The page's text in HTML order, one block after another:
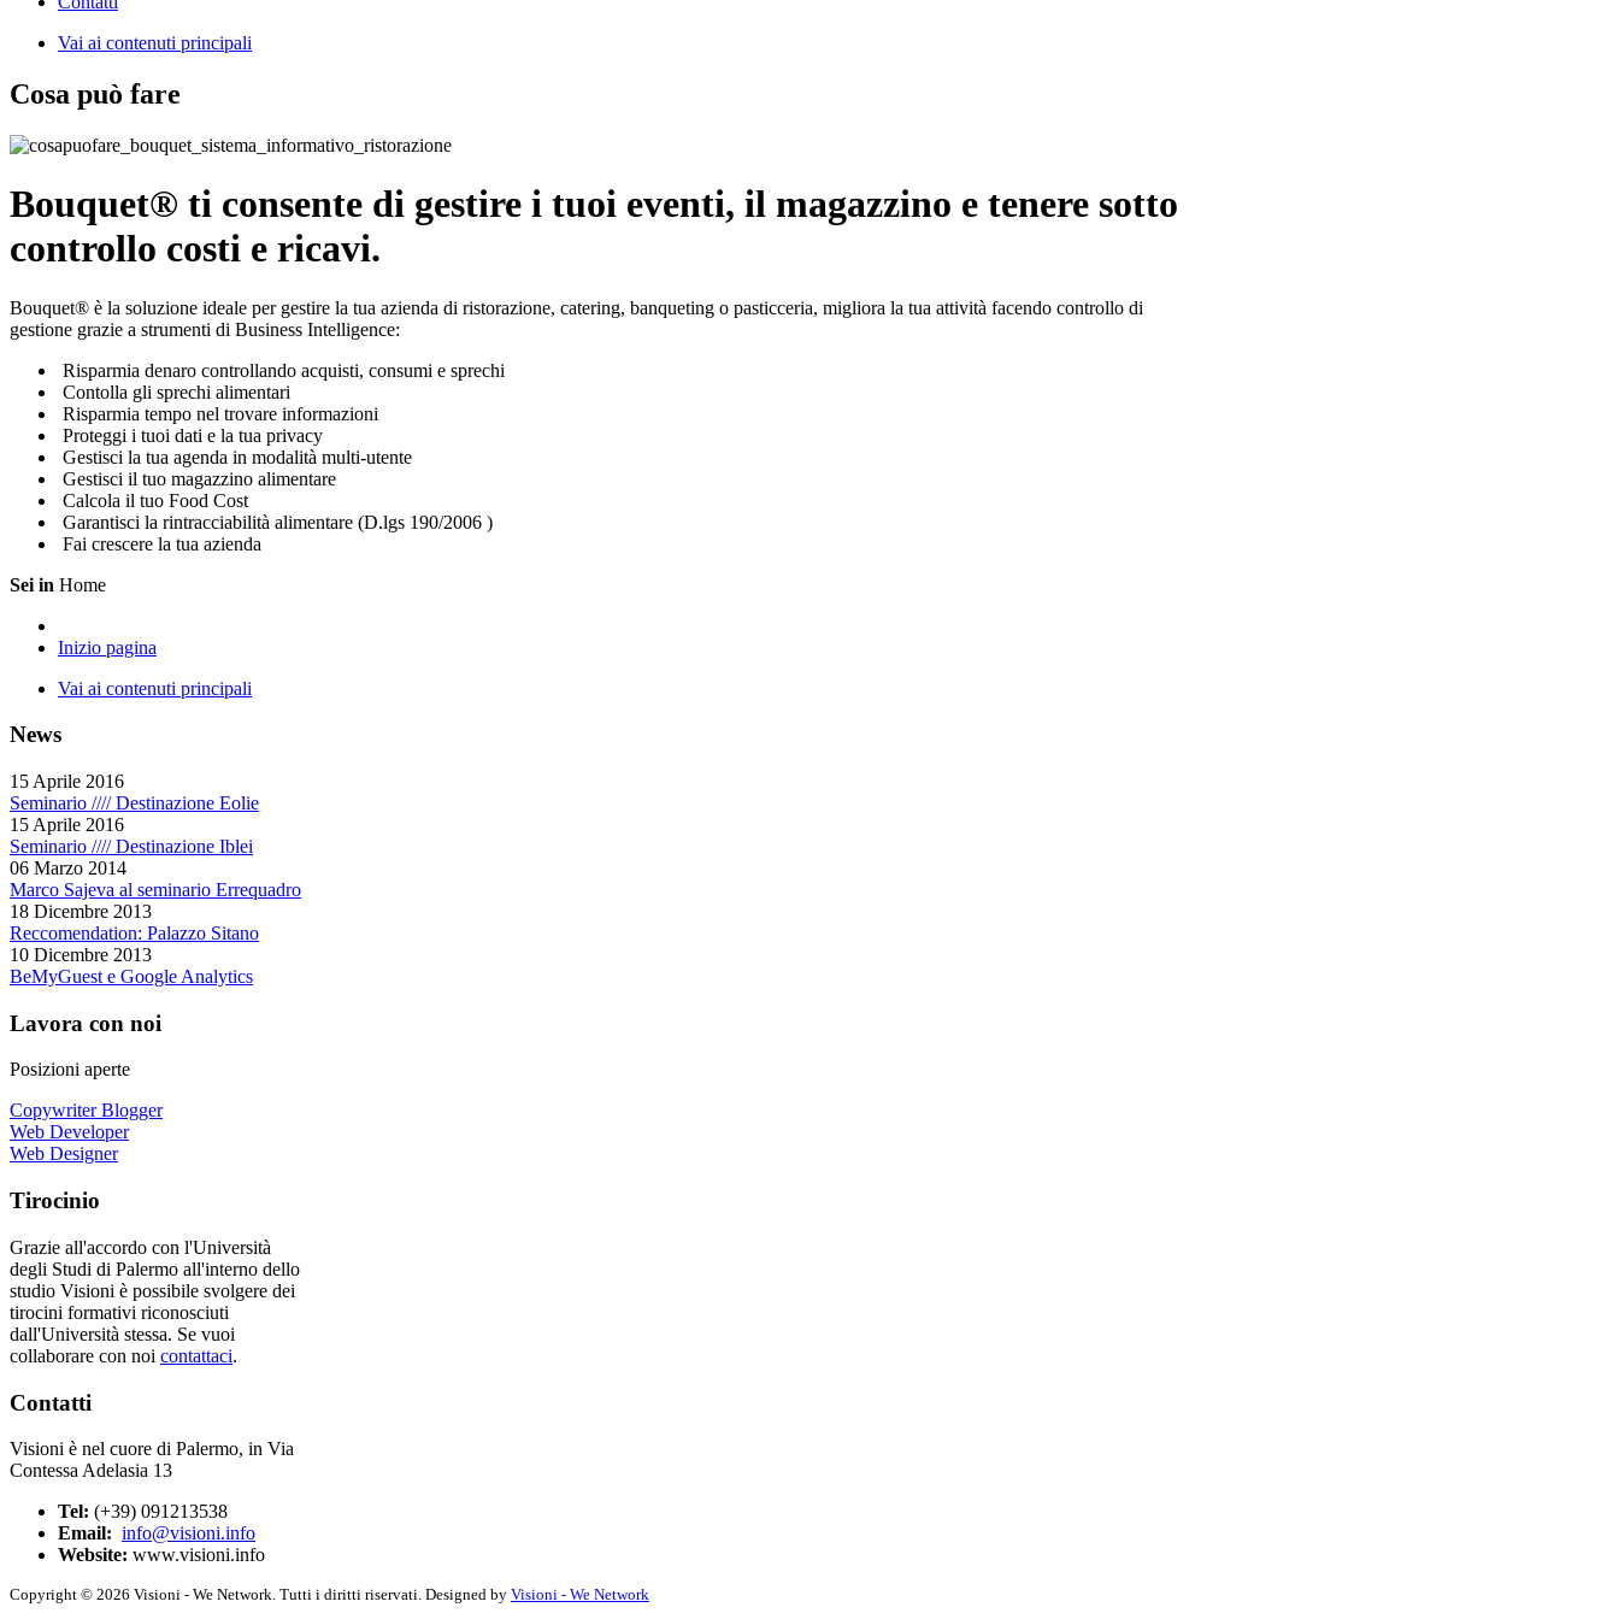
Vai ai contenuti principali
Cosa può fare
Bouquet® ti consente di gestire i tuoi eventi, il magazzino e tenere sotto
controllo costi e ricavi.
Bouquet® è la soluzione ideale per gestire la tua azienda di ristorazione, catering, banqueting o pasticceria, migliora la tua attività facendo controllo di
gestione grazie a strumenti di Business Intelligence:
Risparmia denaro controllando acquisti, consumi e sprechi
Contolla gli sprechi alimentari
Risparmia tempo nel trovare informazioni
Proteggi i tuoi dati e la tua privacy
Gestisci la tua agenda in modalità multi-utente
Gestisci il tuo magazzino alimentare
Calcola il tuo Food Cost
Garantisci la rintracciabilità alimentare (D.lgs 190/2006 )
Fai crescere la tua azienda
Sei in Home
Inizio pagina
Vai ai contenuti principali
News
15 Aprile 2016
Seminario //// Destinazione Eolie
15 Aprile 2016
Seminario //// Destinazione Iblei
06 Marzo 2014
Marco Sajeva al seminario Errequadro
18 Dicembre 2013
Reccomendation: Palazzo Sitano
10 Dicembre 2013
BeMyGuest e Google Analytics
Lavora con noi
Posizioni aperte
Copywriter Blogger
Web Developer
Web Designer
Tirocinio
Grazie all'accordo con l'Università
degli Studi di Palermo all'interno dello
studio Visioni è possibile svolgere dei
tirocini formativi riconosciuti
dall'Università stessa. Se vuoi
collaborare con noi contattaci.
Contatti
Visioni è nel cuore di Palermo, in Via
Contessa Adelasia 13
Tel: (+39) 091213538
Email: info@visioni.info
Website: www.visioni.info
Copyright © 2026 Visioni - We Network. Tutti i diritti riservati. Designed by Visioni - We Network